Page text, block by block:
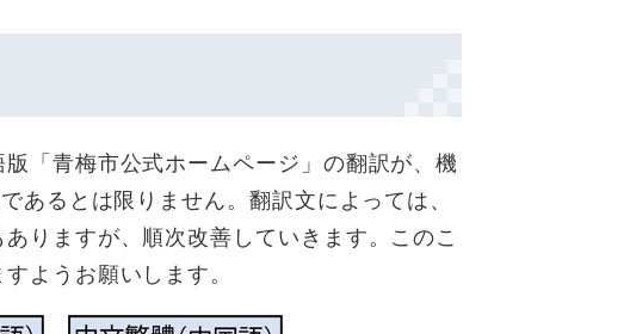
「青梅市公式ホームページ」の翻訳が、機
あるとは限りません。翻訳文によっては、
りますが、順次改善していきます。このこ
ようお願いします。